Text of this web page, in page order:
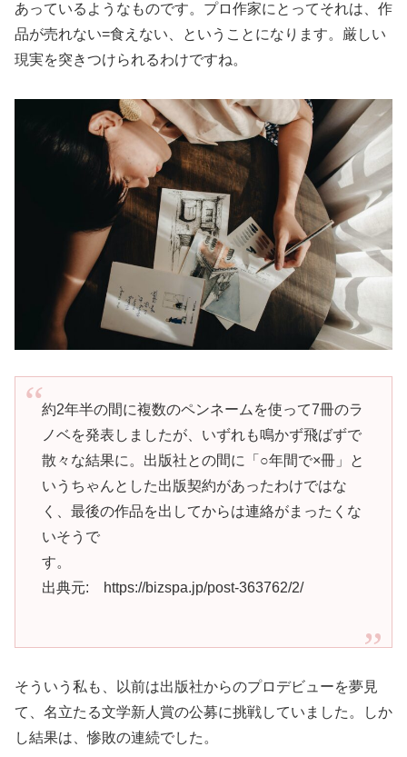
あっているようなものです。プロ作家にとってそれは、作
品が売れない=食えない、ということになります。厳しい
現実を突きつけられるわけですね。
約2年半の間に複数のペンネームを使って7冊のラ
ノベを発表しましたが、いずれも鳴かず飛ばずで
散々な結果に。出版社との間に「○年間で×冊」と
いうちゃんとした出版契約があったわけではな
く、最後の作品を出してからは連絡がまったくな
いそうで
す。
出典元: https://bizspa.jp/post-363762/2/
そういう私も、以前は出版社からのプロデビューを夢見
て、名立たる文学新人賞の公募に挑戦していました。しか
し結果は、惨敗の連続でした。